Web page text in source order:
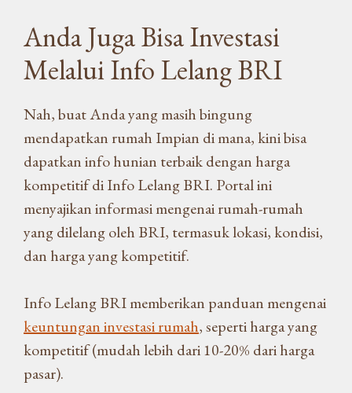
Anda Juga Bisa Investasi
Melalui Info Lelang BRI
Nah, buat Anda yang masih bingung
mendapatkan rumah Impian di mana, kini bisa
dapatkan info hunian terbaik dengan harga
kompetitif di Info Lelang BRI. Portal ini
menyajikan informasi mengenai rumah-rumah
yang dilelang oleh BRI, termasuk lokasi, kondisi,
dan harga yang kompetitif.
Info Lelang BRI memberikan panduan mengenai
keuntungan investasi rumah, seperti harga yang
kompetitif (mudah lebih dari 10-20% dari harga
pasar).